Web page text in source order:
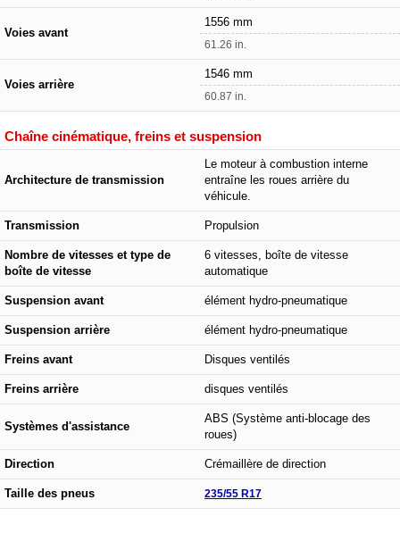
Voies avant
1556 mm
61.26 in.
Voies arrière
1546 mm
60.87 in.
Chaîne cinématique, freins et suspension
Architecture de transmission
Le moteur à combustion interne
entraîne les roues arrière du
véhicule.
Transmission Propulsion
Nombre de vitesses et type de
boîte de vitesse
6 vitesses, boîte de vitesse
automatique
Suspension avant élément hydro-pneumatique
Suspension arrière élément hydro-pneumatique
Freins avant Disques ventilés
Freins arrière disques ventilés
Systèmes d'assistance
ABS (Système anti-blocage des
roues)
Direction Crémaillère de direction
Taille des pneus 235/55 R17